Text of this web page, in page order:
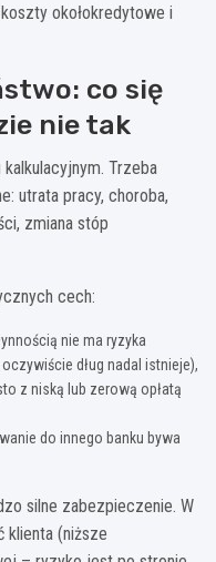
okołokredytowe i
co się
nie tak
Trzeba
utrata pracy, choroba,
zmiana stóp
cech:
nie ma ryzyka
dług nadal istnieje),
z niską lub zerową opłatą
do innego banku bywa
silne zabezpieczenie. W
klienta (niższe